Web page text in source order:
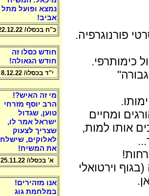
פורנוגרפיה.
כימותרפי.
ומחיים
אותו למות,
וירטואלי
נמצא ופועל מתל
אביב!
כ"ח בכסלו/ 22.12.22
חודש כסלו זה
חודש הגאולה!
י"ד בכסלו/ 8.12.22
מי זה האיש?!
הרב יוסף מזרחי
טוען, שגדול
ישראל אמר לו,
שצריך לצעוק
לאלוקים, שישלח
את המשיח!
א' בכסלו/ 25.11.22
אנו מזהירים!
במלחמת גוג